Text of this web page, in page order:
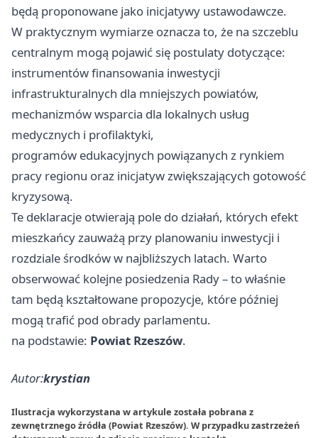
będą proponowane jako inicjatywy ustawodawcze.
W praktycznym wymiarze oznacza to, że na szczeblu
centralnym mogą pojawić się postulaty dotyczące:
instrumentów finansowania inwestycji
infrastrukturalnych dla mniejszych powiatów,
mechanizmów wsparcia dla lokalnych usług
medycznych i profilaktyki,
programów edukacyjnych powiązanych z rynkiem
pracy regionu oraz inicjatyw zwiększających gotowość
kryzysową.
Te deklaracje otwierają pole do działań, których efekt
mieszkańcy zauważą przy planowaniu inwestycji i
rozdziale środków w najbliższych latach. Warto
obserwować kolejne posiedzenia Rady – to właśnie
tam będą kształtowane propozycje, które później
mogą trafić pod obrady parlamentu.
na podstawie: Powiat Rzeszów.
Autor:krystian
Ilustracja wykorzystana w artykule została pobrana z
zewnętrznego źródła (Powiat Rzeszów). W przypadku zastrzeżeń